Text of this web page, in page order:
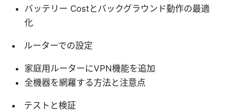
バッテリー Costとバックグラウンド動作の最適
化
ルーターでの設定
家庭用ルーターにVPN機能を追加
全機器を網羅する方法と注意点
テストと検証